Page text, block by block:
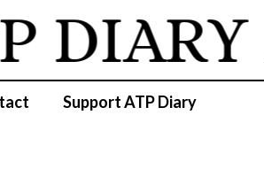
DIARY
Support ATP Diary